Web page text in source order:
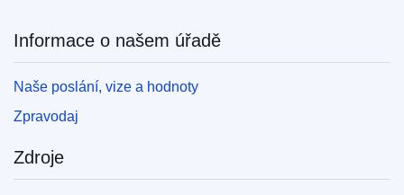
Informace o našem úřadě
Naše poslání, vize a hodnoty
Zpravodaj
Zdroje